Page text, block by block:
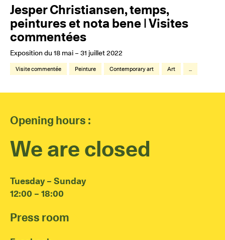
Jesper Christiansen, temps,
peintures et nota bene | Visites
commentées
Exposition du 18 mai – 31 juillet 2022
Visite commentée Peinture Contemporary art Art ...
Opening hours :
We are closed
Tuesday – Sunday
12:00 – 18:00
Press room